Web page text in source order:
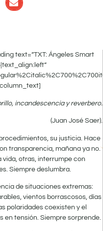
text=”TXT: Ángeles Smart
incandescencia y reverbero.
(Juan José Saer).
su justicia. Hace
transparencia, mañana ya no.
vida, otras, interrumpe con
Siempre deslumbra.
de situaciones extremas:
vientos borrascosos, días
polaridades coexisten y el
en tensión. Siempre sorprende.